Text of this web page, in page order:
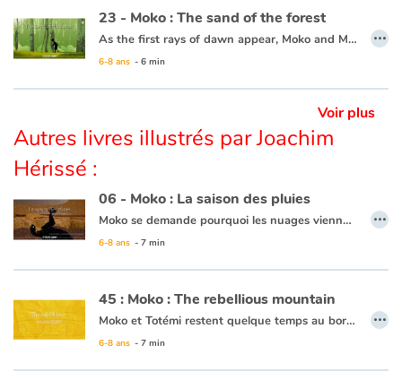
23 - Moko : The sand of the forest
As the first rays of dawn appear, Moko and Mei-Li head off to the forest to pick some plants that can’t be found anywhere else. Moko is following Mei-Li’s lead as she knows what to do. She picks a leaf and lets it float away, and Moko picks it up. All of a sudden, both his feet sink into the sand and he can’t get free. He calls out for help. Some fishermen come to his rescue and one of them throws him a line and they pull him to safety. Moko and Mei-Li head back towards the village thinking that the forest is jealous and possessive, since it clearly wanted to keep every leaf and every plant for itself.
This book is available in French:23 - Moko : Le sable de la forêt
6-8 ans - 6 min
…
Voir plus
Autres livres illustrés par Joachim
Hérissé :
06 - Moko : La saison des pluies
Moko se demande pourquoi les nuages viennent tous pleurer au même moment sur son village. Qu’est-ce qui les rend si tristes ? Il questionne le vieux du village qui lui propose d’attendre la fin de la saison des pluies pour comprendre. Une fois les pluies terminées, Moko retourne voir le vieux. Ce dernier lui dit que la réponse est dans les champs et les plantations. Moko découvre en effet que la pluie a permis de faire pousser tant de choses, que le village ne manque de rien. Il pense alors que les nuages ne sont pas tristes lorsqu’il pleut, mais qu’ils offrent toute leur eau pour que la terre soit fertile.
Ce livre est disponible en anglais :06 - Moko : The rainy season
6-8 ans - 7 min
…
45 : Moko : The rebellious mountain
Moko et Totémi restent quelque temps au bord de ce lac. Un matin, un immense bruit agite le village. C’est alors qu’une coulée de boue géante descend du flanc de la montagne et menace d’engloutir le village. Moko s’avance vers la coulée de boue en implorant la montagne d’épargner le village. Il se souvient de Meï-Li qui savait parler à la montagne. Il sort de sa poche la pierre précieuse qu’elle lui avait offerte et s’apprête à l’offrir comme avait fait Meï-Li au bord du volcan. Mais Totémi l’en empêche et lui offre le collier qu’elle a au cou. La montagne épargne le village et la boue se déverse dans le lac. Moko promet d’offrir un jour à Totémi ce qu’il aura de plus cher...
Ce livre est disponible en français :45 - Moko : Les montagnes se rebelle
6-8 ans - 7 min
…